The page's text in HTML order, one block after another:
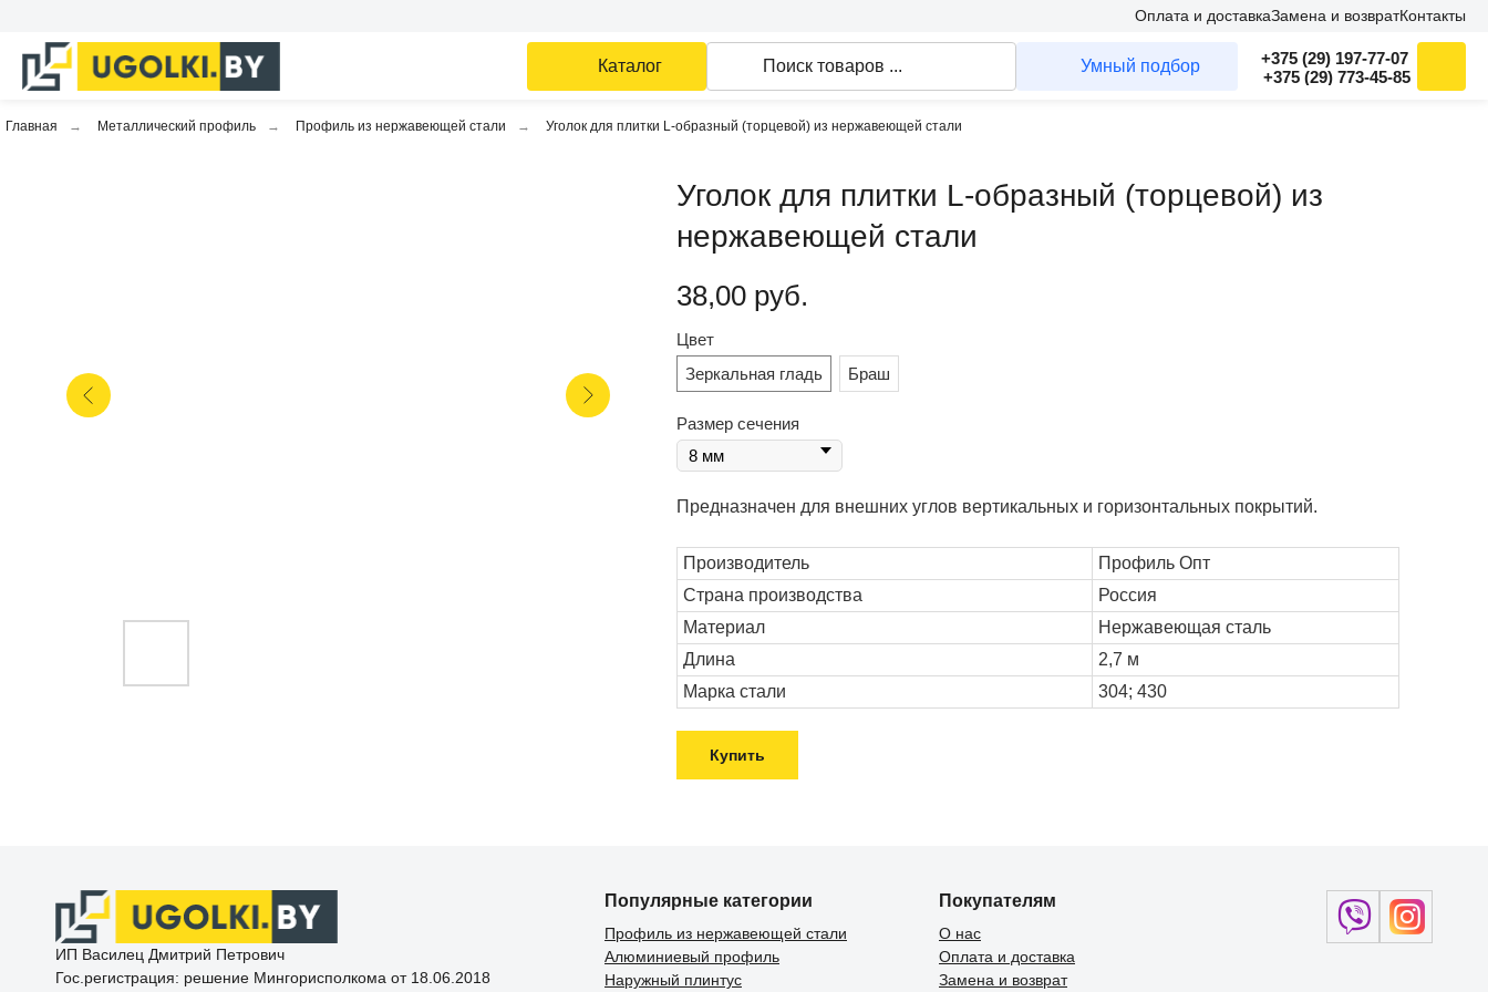
Каталог Поиск товаров ... Умный подбор
+375 (29) 197-77-07
+375 (29) 773-45-85
Оплата и доставкаЗамена и возвратКонтакты
Главная → Металлический профиль → Профиль из нержавеющей стали → Уголок для плитки L-образный (торцевой) из нержавеющей стали
Уголок для плитки L-образный (торцевой) из
нержавеющей стали
38,00 руб.
Цвет
Зеркальная гладь
Браш
Размер сечения
Предназначен для внешних углов вертикальных и горизонтальных покрытий.
Производитель
Профиль Опт
Страна производства
Россия
Материал
Нержавеющая сталь
Длина
2,7 м
Марка стали
304; 430
Купить
ИП Василец Дмитрий Петрович
Гос.регистрация: решение Мингорисполкома от 18.06.2018
Популярные категории
Профиль из нержавеющей стали
Алюминиевый профиль
Наружный плинтус
Покупателям
О нас
Оплата и доставка
Замена и возврат